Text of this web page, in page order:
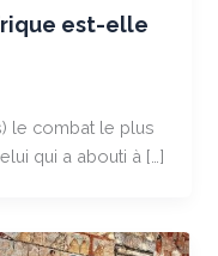
est-elle
le combat le plus
qui a abouti à […]